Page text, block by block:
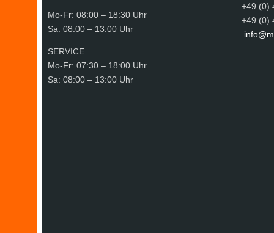
Mo-Fr: 08:00 – 18:30 Uhr
Sa: 08:00 – 13:00 Uhr
SERVICE
Mo-Fr: 07:30 – 18:00 Uhr
Sa: 08:00 – 13:00 Uhr
+49 (0)
+49 (0)